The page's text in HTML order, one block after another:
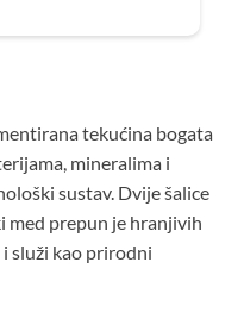
tekućina bogata
mineralima i
sustav. Dvije šalice
med prepun je hranjivih
služi kao prirodni